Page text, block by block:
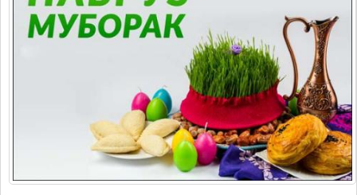
Дастгоҳи раиси ноҳия
Муовинони раиси ноҳия
Таърихи ноҳияи Носири Хусрав
Воҳидҳои сохтории мақомоти иҷроия